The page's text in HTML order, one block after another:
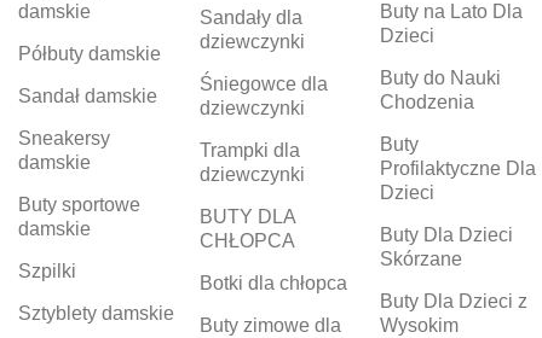
damskie
Półbuty damskie
Sandał damskie
Sneakersy
damskie
Buty sportowe
damskie
Szpilki
Sztyblety damskie
Sandały dla
dziewczynki
Śniegowce dla
dziewczynki
Trampki dla
dziewczynki
BUTY DLA
CHŁOPCA
Botki dla chłopca
Buty zimowe dla
Buty na Lato Dla
Dzieci
Buty do Nauki
Chodzenia
Buty
Profilaktyczne Dla
Dzieci
Buty Dla Dzieci
Skórzane
Buty Dla Dzieci z
Wysokim